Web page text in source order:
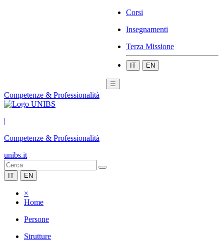
Corsi
Insegnamenti
Terza Missione
IT EN
☰
Competenze & Professionalità
|
Competenze & Professionalità
unibs.it
IT EN
×
Home
Persone
Strutture